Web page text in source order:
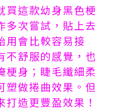
買這款幼身黑色梗
多次嘗試，貼上去
用會比較容易接
不舒服的感覺，也
梗身；睫毛纖細柔
塑做捲曲效果。但
造更豐盈效果！